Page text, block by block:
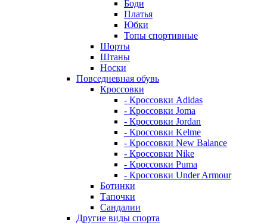
Боди
Платья
Юбки
Топы спортивные
Шорты
Штаны
Носки
Повседневная обувь
Кроссовки
- Кроссовки Adidas
- Кроссовки Joma
- Кроссовки Jordan
- Кроссовки Kelme
- Кроссовки New Balance
- Кроссовки Nike
- Кроссовки Puma
- Кроссовки Under Armour
Ботинки
Тапочки
Сандалии
Другие виды спорта